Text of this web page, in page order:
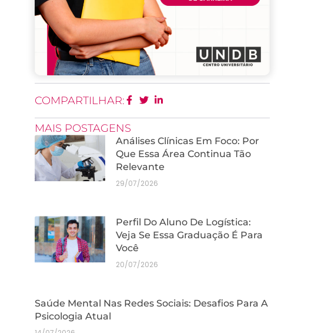
COMPARTILHAR:
MAIS POSTAGENS
Análises Clínicas Em Foco: Por
Que Essa Área Continua Tão
Relevante
29/07/2026
Perfil Do Aluno De Logística:
Veja Se Essa Graduação É Para
Você
20/07/2026
Saúde Mental Nas Redes Sociais: Desafios Para A
Psicologia Atual